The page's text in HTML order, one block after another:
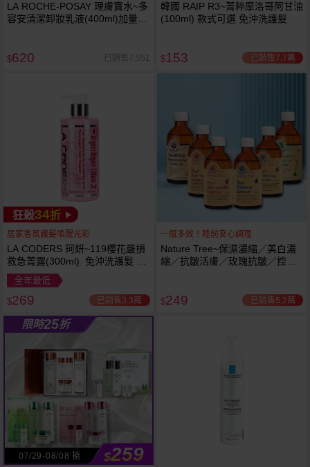
LA ROCHE-POSAY 理膚寶水~多
容安清潔卸妝乳液(400ml)加量
$620 已銷售7,551
韓國 RAIP R3~菁粹摩洛哥阿甘油
(100ml) 款式可選 免沖洗護髮
$153 已銷售7.7萬
狂殺34折
居家香氛護髮喚醒光彩
LA CODERS 珂妍~119櫻花嚴損
救急菁露(300ml) 免沖洗護髮 蕾
舒法克
全年最低
$269 已銷售3.3萬
一瓶多效！睡前安心調理
Nature Tree~保濕濃縮／美白濃
縮／抗皺活膚／玫瑰抗皺／控油
$249 已銷售5.2萬
限時25折
07/29-08/08 搶 $259